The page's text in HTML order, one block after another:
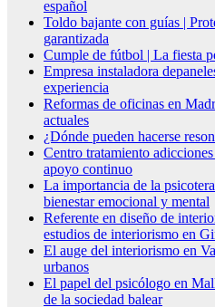
español
Toldo bajante con guías |
garantizada
Cumple de fútbol | La fiesta
Empresa instaladora
experiencia
Reformas de oficinas en
actuales
¿Dónde pueden hacerse
Centro tratamiento
apoyo continuo
La importancia de la
bienestar emocional y mental
Referente en diseño de
estudios de interiorismo en
El auge del interiorismo en
urbanos
El papel del psicólogo en
de la sociedad balear